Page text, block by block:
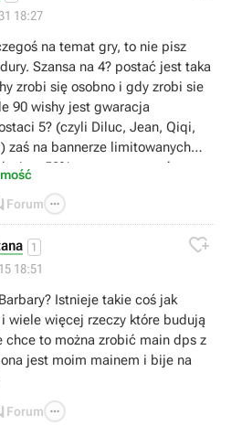
18:27
na temat gry, to nie pisz
Szansa na 4? postać jest taka
zrobi się osobno i gdy zrobi sie
90 wishy jest gwaracja
5? (czyli Diluc, Jean, Qiqi,
zaś na bannerze limitowanych
jest 50% szans na postać
na jedną z nielimitowanych. Na
limitowanym jest 100%
limitowanej. Losowanie
to prosty mechanizm gacha i to w
jaki sposób robi się wishe nic
Forum 
1
18:51

Istnieje takie coś jak
wiele więcej rzeczy które budują
chce to można zrobić main dps z
jest moim mainem i bije na
Forum 